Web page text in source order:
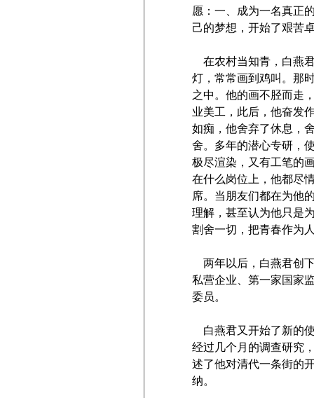
愿：一、成为一名真正
己的梦想，开始了艰苦
在农村当知青，白燕
灯，常常画到鸡叫。那
之中。他的画不胫而走
业美工，此后，他奋发
如痴，他舍弃了休息，
舍。多年的潜心专研，
极尽渲染，又有工笔的
在什么岗位上，他都尽
席。当朋友们都在为他
理解，甚至认为他只是
割舍一切，把青春作为
两年以后，白燕君创
私营企业、第一家国家
委员。
白燕君又开始了新的
经过几个月的调查研究
述了他对清代一条街的
纳。